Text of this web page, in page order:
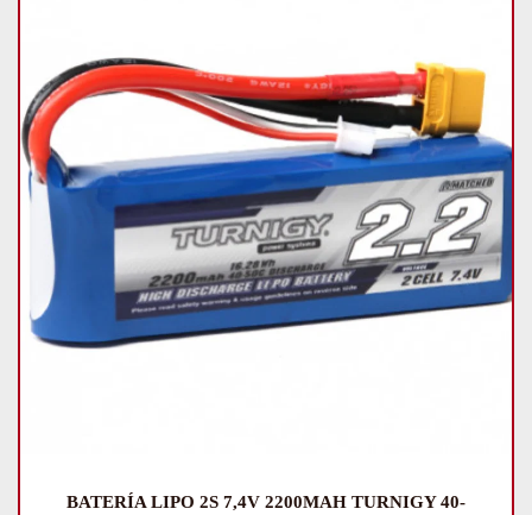
BATERÍA LIPO 2S 7,4V 2200MAH TURNIGY 40-